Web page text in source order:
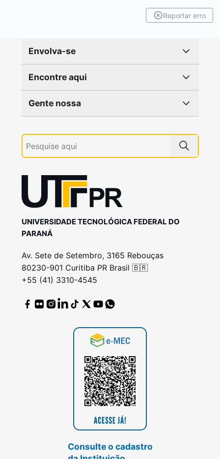
Reportar erro
Envolva-se
Encontre aqui
Gente nossa
UNIVERSIDADE TECNOLÓGICA FEDERAL DO
PARANÁ
Av. Sete de Setembro, 3165 Rebouças
80230-901 Curitiba PR Brasil 🇧🇷
+55 (41) 3310-4545
Consulte o cadastro